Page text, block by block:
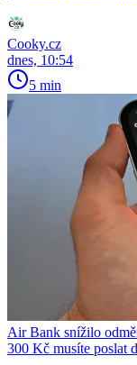
Cooky.cz
dnes, 10:54
5 min
Air Bank snížilo
300 Kč musíte poslat